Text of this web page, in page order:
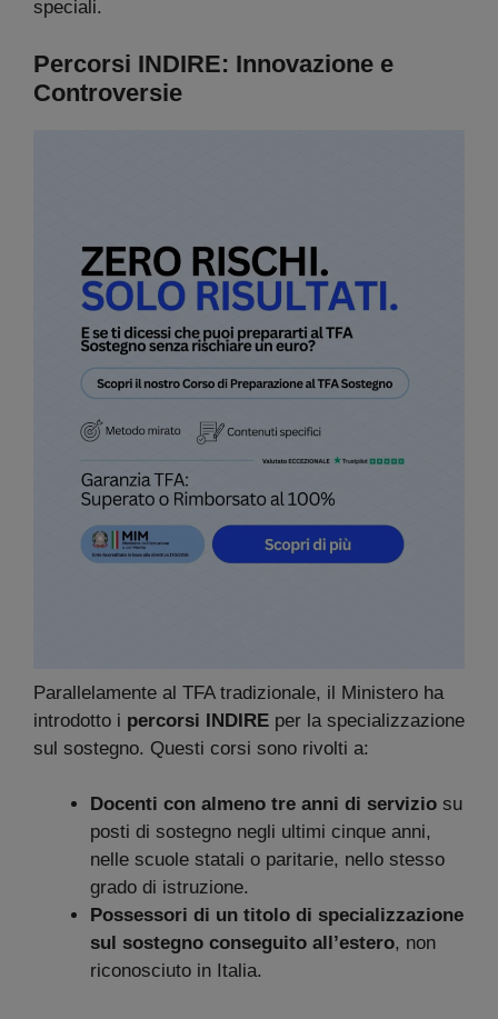
speciali.
Percorsi INDIRE: Innovazione e
Controversie
Parallelamente al TFA tradizionale, il Ministero ha
introdotto i percorsi INDIRE per la specializzazione
sul sostegno. Questi corsi sono rivolti a:
Docenti con almeno tre anni di servizio su
posti di sostegno negli ultimi cinque anni,
nelle scuole statali o paritarie, nello stesso
grado di istruzione.
Possessori di un titolo di specializzazione
sul sostegno conseguito all’estero, non
riconosciuto in Italia.